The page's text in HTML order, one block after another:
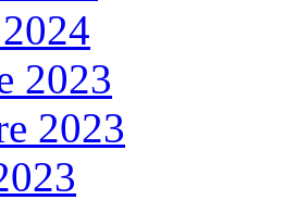
2023
2023